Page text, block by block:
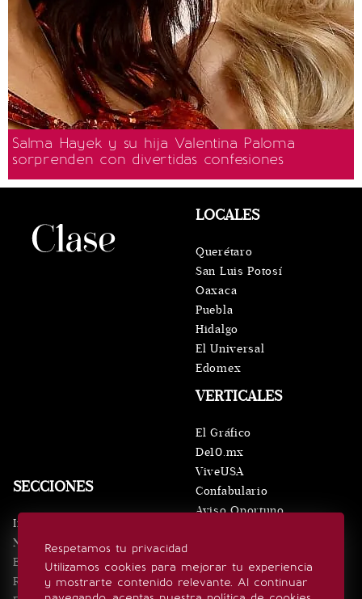
Salma Hayek y su hija Valentina Paloma
sorprenden con divertidas confesiones
Respetamos tu privacidad
Utilizamos cookies para mejorar tu experiencia
y mostrarte contenido relevante. Al continuar
SECCIONES
Inicio
Noticias
Eventos
Realeza
VERTICALES
El Gráfico
De10.mx
ViveUSA
Confabulario
Aviso Oportuno
LOCALES
Querétaro
San Luis Potosí
Oaxaca
Puebla
Hidalgo
El Universal
Edomex
SÍGUENOS